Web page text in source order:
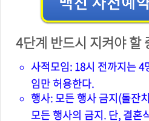
4단계 반드시 지켜야 할
사적모임: 18시 전까지는
임만 허용한다.
행사: 모든 행사 금지(돌잔
모든 행사의 금지. 단, 결혼